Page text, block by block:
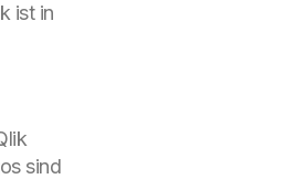
ist in
sind